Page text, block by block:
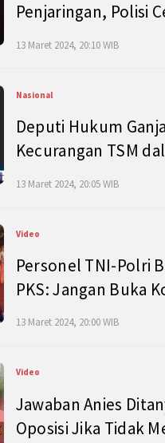
Penjaringan, Polisi
13 Maret 2024, 20:10 WIB
Nasional
Deputi Hukum
Kecurangan TSM
13 Maret 2024, 20:05 WIB
Video
Personel TNI-Polri
PKS: Jangan Buka
13 Maret 2024, 20:00 WIB
Video
Jawaban Anies
Oposisi Jika Tidak